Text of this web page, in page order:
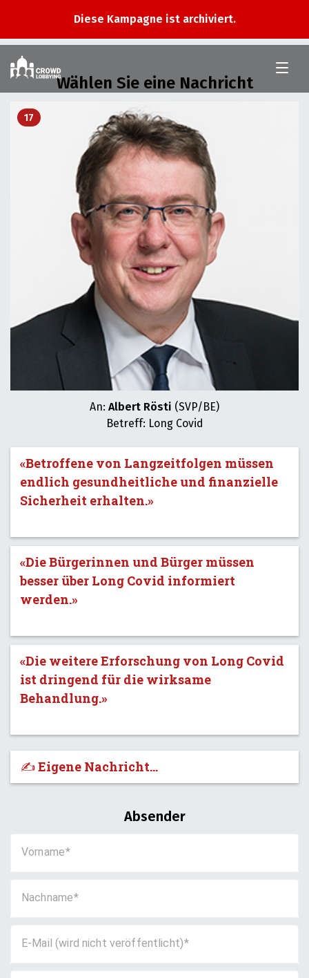
Diese Kampagne ist archiviert.
Wählen Sie eine Nachricht
17
An: Albert Rösti (SVP/BE)
Betreff: Long Covid
«Betroffene von Langzeitfolgen müssen
endlich gesundheitliche und finanzielle
Sicherheit erhalten.»
«Die Bürgerinnen und Bürger müssen
besser über Long Covid informiert
werden.»
«Die weitere Erforschung von Long Covid
ist dringend für die wirksame
Behandlung.»
✍️ Eigene Nachricht...
Absender
Vorname
Nachname
E-Mail (wird nicht veröffentlicht)